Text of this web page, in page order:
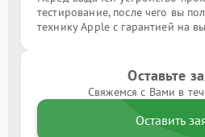
тестирование, после чего вы
технику Apple с гарантией на
Оставьте
Свяжемся с Вами в
Оставить